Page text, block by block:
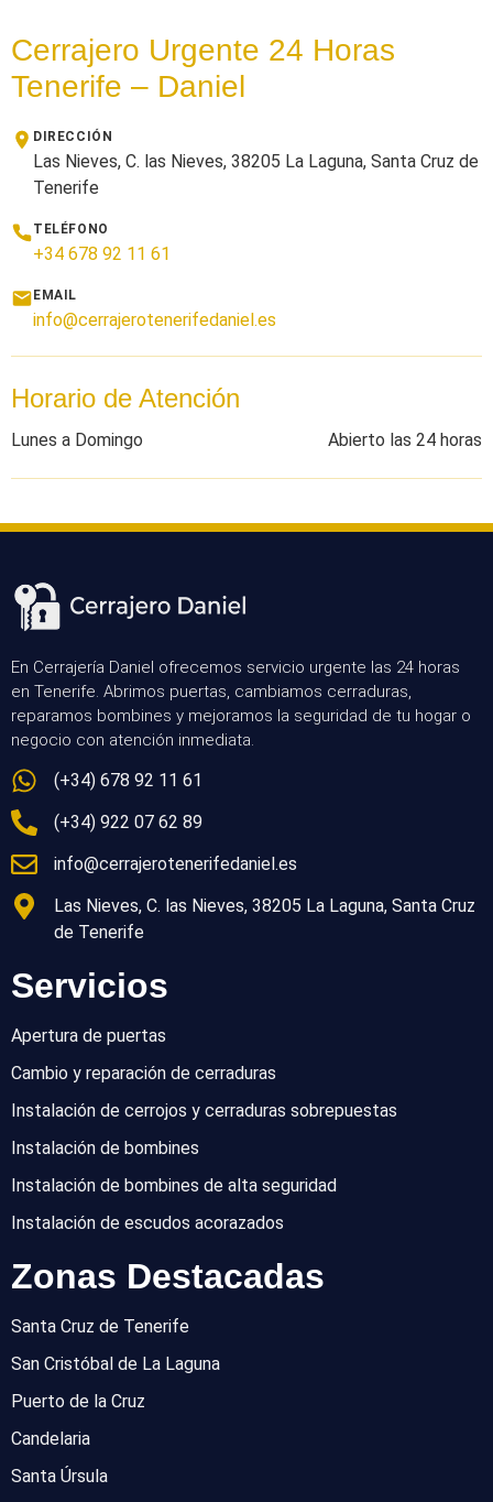
Cerrajero Urgente 24 Horas
Tenerife – Daniel
DIRECCIÓN
Las Nieves, C. las Nieves, 38205 La Laguna, Santa Cruz de
Tenerife
TELÉFONO
+34 678 92 11 61
EMAIL
info@cerrajerotenerifedaniel.es
Horario de Atención
Lunes a Domingo Abierto las 24 horas
En Cerrajería Daniel ofrecemos servicio urgente las 24 horas
en Tenerife. Abrimos puertas, cambiamos cerraduras,
reparamos bombines y mejoramos la seguridad de tu hogar o
negocio con atención inmediata.
(+34) 678 92 11 61
(+34) 922 07 62 89
info@cerrajerotenerifedaniel.es
Las Nieves, C. las Nieves, 38205 La Laguna, Santa Cruz
de Tenerife
Servicios
Apertura de puertas
Cambio y reparación de cerraduras
Instalación de cerrojos y cerraduras sobrepuestas
Instalación de bombines
Instalación de bombines de alta seguridad
Instalación de escudos acorazados
Zonas Destacadas
Santa Cruz de Tenerife
San Cristóbal de La Laguna
Puerto de la Cruz
Candelaria
Santa Úrsula